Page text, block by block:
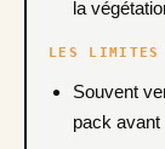
la
LES
Souvent
pack avant